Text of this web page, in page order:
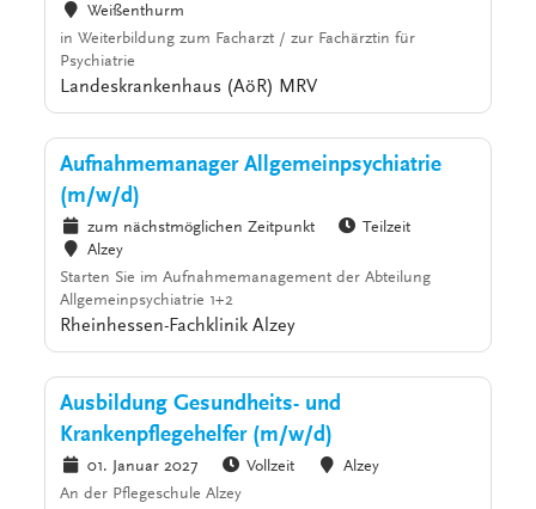
Weißenthurm
in Weiterbildung zum Facharzt / zur Fachärztin für
Psychiatrie
Landeskrankenhaus (AöR) MRV
Aufnahmemanager Allgemeinpsychiatrie
(m/w/d)
zum nächstmöglichen Zeitpunkt
Teilzeit
Alzey
Starten Sie im Aufnahmemanagement der Abteilung
Allgemeinpsychiatrie 1+2
Rheinhessen-Fachklinik Alzey
Ausbildung Gesundheits- und
Krankenpflegehelfer (m/w/d)
01. Januar 2027 Vollzeit
Alzey
An der Pflegeschule Alzey